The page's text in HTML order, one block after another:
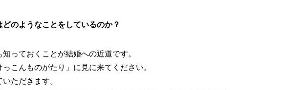
のようなことをしているのか？
っておくことが結婚への近道です。
こんものがたり」に見に来てください。
ただきます。